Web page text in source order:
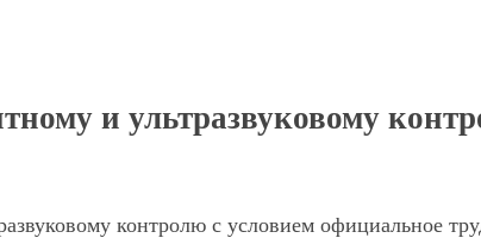
и ультразвуковому
контролю с условием официальное